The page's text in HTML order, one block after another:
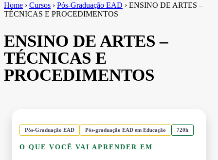
Home › Cursos › Pós-Graduação EAD › ENSINO DE ARTES –
TÉCNICAS E PROCEDIMENTOS
ENSINO DE ARTES –
TÉCNICAS E
PROCEDIMENTOS
Pós-Graduação EAD Pós-graduação EAD em Educação 720h
O QUE VOCÊ VAI APRENDER EM